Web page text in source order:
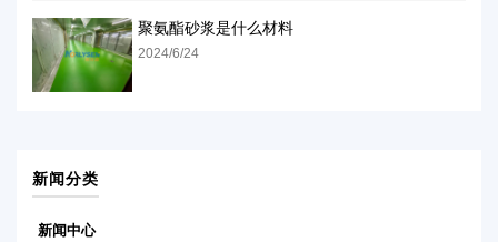
聚氨酯砂浆是什么材料
2024/6/24
新闻分类
新闻中心